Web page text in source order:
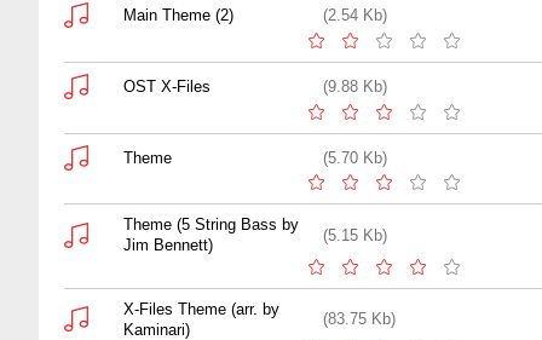
Main Theme (2) (2.54 Kb)
OST X-Files (9.88 Kb)
Theme (5.70 Kb)
Theme (5 String Bass by
Jim Bennett)
(5.15 Kb)
X-Files Theme (arr. by
Kaminari)
(83.75 Kb)